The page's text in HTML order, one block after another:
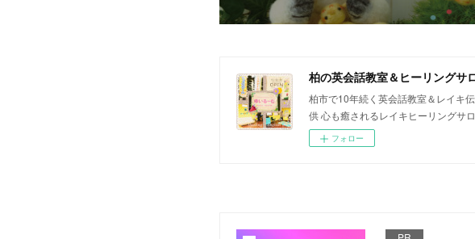
柏の英会話教室＆ヒーリングサ
柏市で10年続く英会話教室＆レイキ
供 心も癒されるレイキヒーリングサ
フォロー